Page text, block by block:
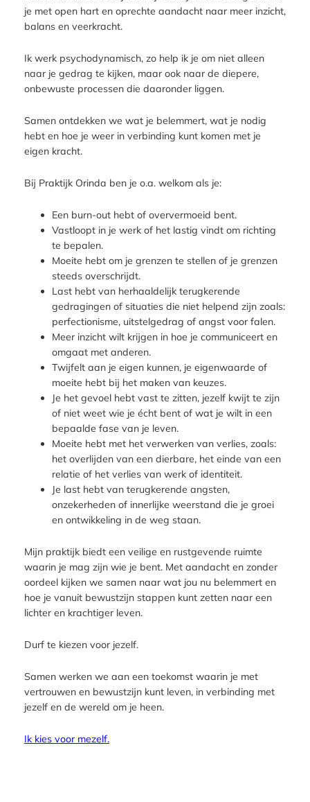
je met open hart en oprechte aandacht naar meer inzicht,
balans en veerkracht.
Ik werk psychodynamisch, zo help ik je om niet alleen
naar je gedrag te kijken, maar ook naar de diepere,
onbewuste processen die daaronder liggen.
Samen ontdekken we wat je belemmert, wat je nodig
hebt en hoe je weer in verbinding kunt komen met je
eigen kracht.
Bij Praktijk Orinda ben je o.a. welkom als je:
Een burn-out hebt of oververmoeid bent.
Vastloopt in je werk of het lastig vindt om richting
te bepalen.
Moeite hebt om je grenzen te stellen of je grenzen
steeds overschrijdt.
Last hebt van herhaaldelijk terugkerende
gedragingen of situaties die niet helpend zijn zoals:
perfectionisme, uitstelgedrag of angst voor falen.
Meer inzicht wilt krijgen in hoe je communiceert en
omgaat met anderen.
Twijfelt aan je eigen kunnen, je eigenwaarde of
moeite hebt bij het maken van keuzes.
Je het gevoel hebt vast te zitten, jezelf kwijt te zijn
of niet weet wie je écht bent of wat je wilt in een
bepaalde fase van je leven.
Moeite hebt met het verwerken van verlies, zoals:
het overlijden van een dierbare, het einde van een
relatie of het verlies van werk of identiteit.
Je last hebt van terugkerende angsten,
onzekerheden of innerlijke weerstand die je groei
en ontwikkeling in de weg staan.
Mijn praktijk biedt een veilige en rustgevende ruimte
waarin je mag zijn wie je bent. Met aandacht en zonder
oordeel kijken we samen naar wat jou nu belemmert en
hoe je vanuit bewustzijn stappen kunt zetten naar een
lichter en krachtiger leven.
Durf te kiezen voor jezelf.
Samen werken we aan een toekomst waarin je met
vertrouwen en bewustzijn kunt leven, in verbinding met
jezelf en de wereld om je heen.
Ik kies voor mezelf.